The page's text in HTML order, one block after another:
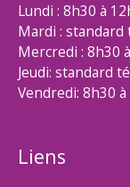
Lundi : 8h30 à
Mardi :
Mercredi : 8h30
Jeudi: standard
Vendredi: 8h30
Liens